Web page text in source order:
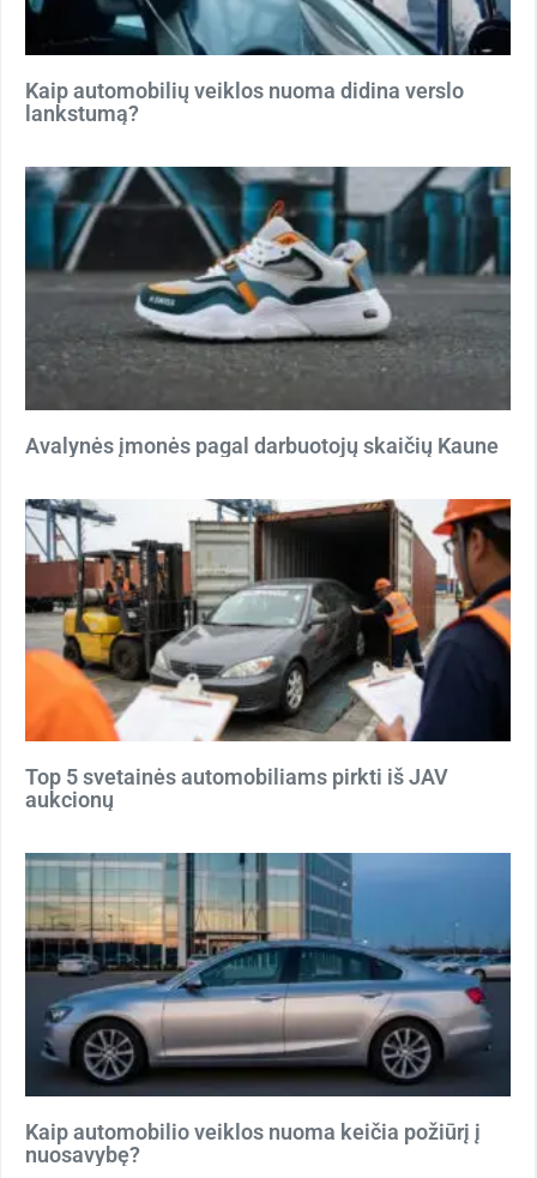
Kaip automobilių veiklos nuoma didina verslo
lankstumą?
Avalynės įmonės pagal darbuotojų skaičių Kaune
Top 5 svetainės automobiliams pirkti iš JAV
aukcionų
Kaip automobilio veiklos nuoma keičia požiūrį į
nuosavybę?